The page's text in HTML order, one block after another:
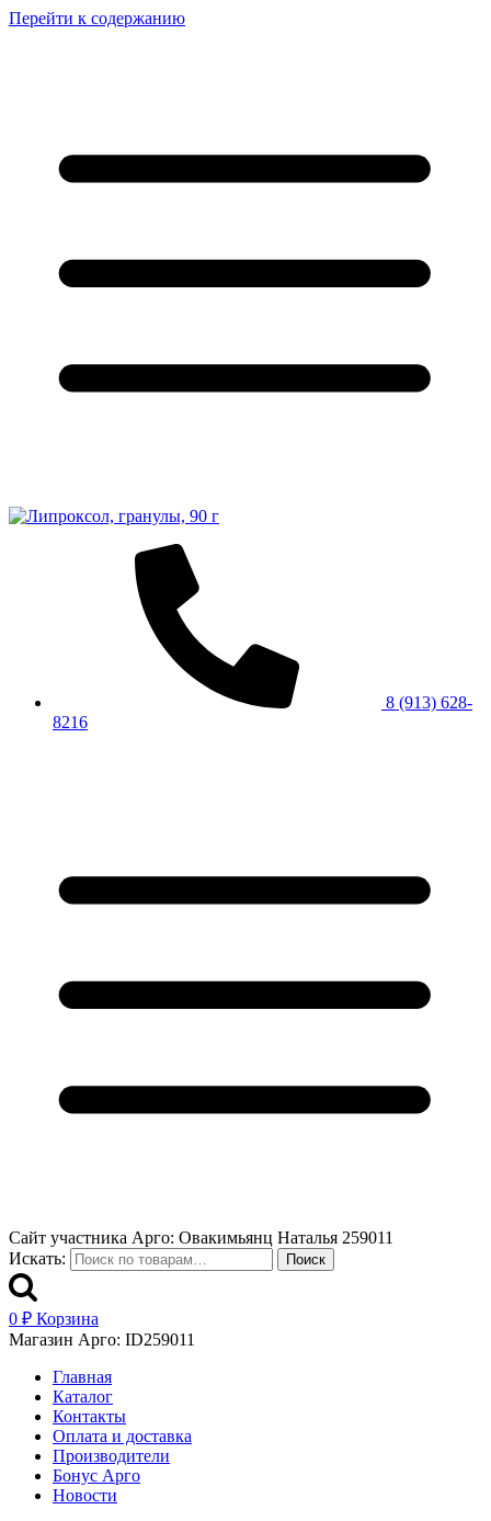
Перейти к содержанию
8 (913) 628-
8216
Сайт участника Арго: Овакимьянц Наталья 259011
Искать:
Поиск
0 ₽ Корзина
Магазин Арго: ID259011
Главная
Каталог
Контакты
Оплата и доставка
Производители
Бонус Арго
Новости